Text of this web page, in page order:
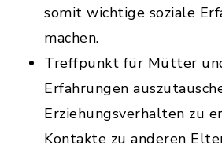
somit wichtige soziale
machen.
Treffpunkt für Mütter
Erfahrungen
Erziehungsverhalten zu
Kontakte zu anderen